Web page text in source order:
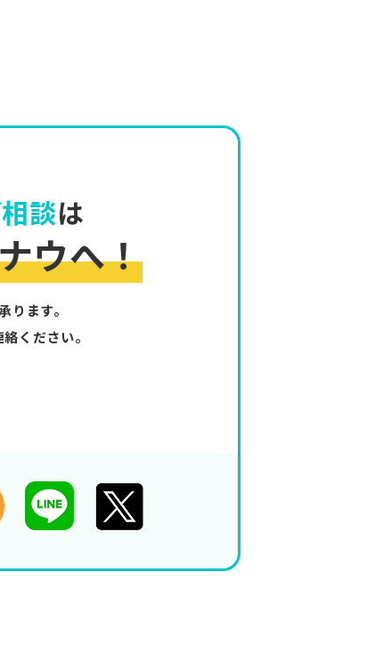
談は
ウへ！
ります。
ください。